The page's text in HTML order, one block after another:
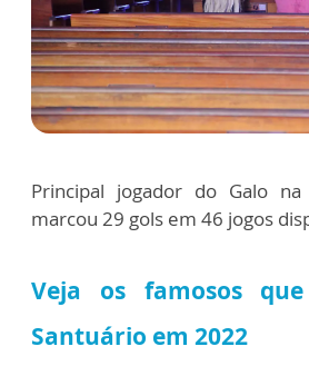
Principal jogador do Galo
marcou 29 gols em 46 jogos
Veja os famosos
Santuário em 2022